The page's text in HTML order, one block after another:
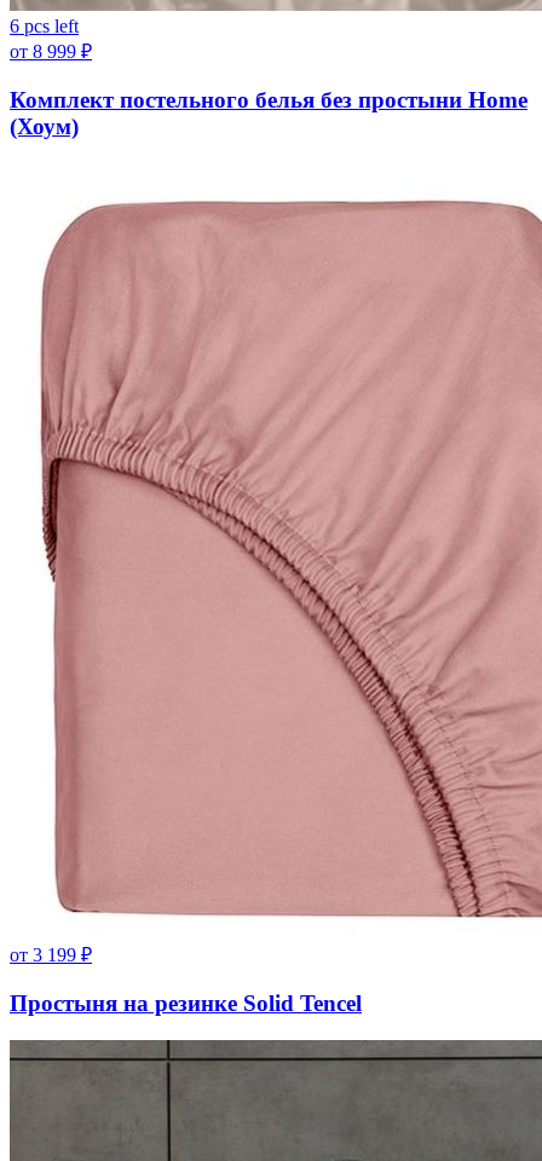
6 pcs left
от 8 999 ₽
Комплект постельного белья без простыни Home
(Хоум)
от 3 199 ₽
Простыня на резинке Solid Tencel